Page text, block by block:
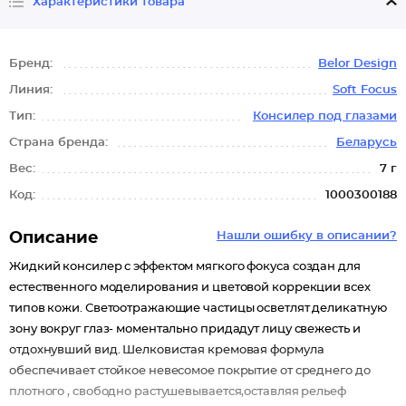
Бренд: Belor Design
Линия: Soft Focus
Тип: Консилер под глазами
Страна бренда: Беларусь
Вес: 7 г
Код: 1000300188
Нашли ошибку в описании?
Описание
Жидкий консилер с эффектом мягкого фокуса создан для
естественного моделирования и цветовой коррекции всех
типов кожи. Светоотражающие частицы осветлят деликатную
зону вокруг глаз- моментально придадут лицу свежесть и
отдохнувший вид. Шелковистая кремовая формула
обеспечивает стойкое невесомое покрытие от среднего до
плотного , свободно растушевывается,оставляя рельеф